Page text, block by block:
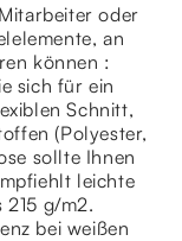
oder
an
können :
sich für ein
Schnitt,
(Polyester,
sollte Ihnen
leichte
g/m2.
bei weißen